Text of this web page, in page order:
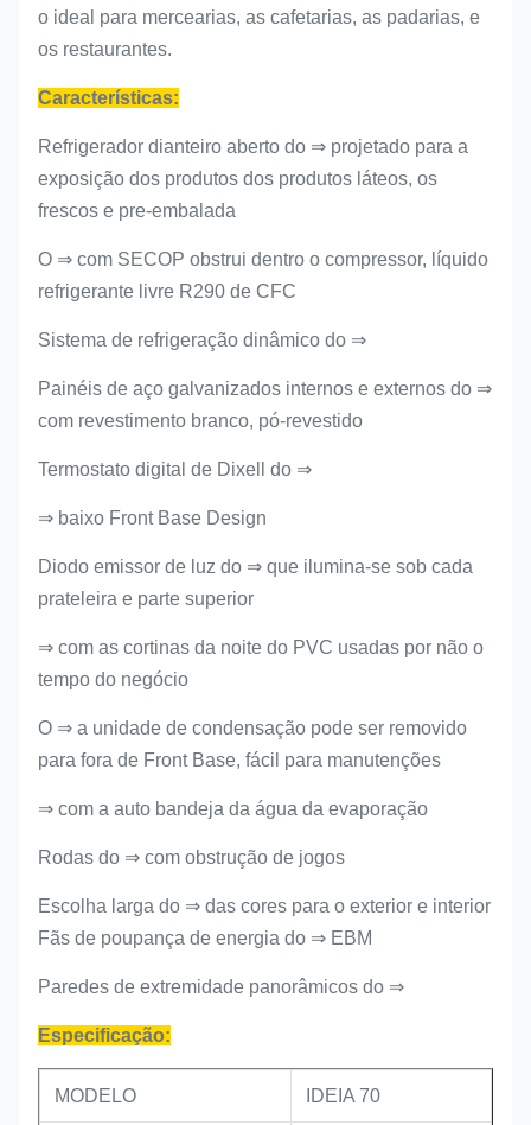
o ideal para mercearias, as cafetarias, as padarias, e
os restaurantes.
Características:
Refrigerador dianteiro aberto do ⇒ projetado para a
exposição dos produtos dos produtos láteos, os
frescos e pre-embalada
O ⇒ com SECOP obstrui dentro o compressor, líquido
refrigerante livre R290 de CFC
Sistema de refrigeração dinâmico do ⇒
Painéis de aço galvanizados internos e externos do ⇒
com revestimento branco, pó-revestido
Termostato digital de Dixell do ⇒
⇒ baixo Front Base Design
Diodo emissor de luz do ⇒ que ilumina-se sob cada
prateleira e parte superior
⇒ com as cortinas da noite do PVC usadas por não o
tempo do negócio
O ⇒ a unidade de condensação pode ser removido
para fora de Front Base, fácil para manutenções
⇒ com a auto bandeja da água da evaporação
Rodas do ⇒ com obstrução de jogos
Escolha larga do ⇒ das cores para o exterior e interior
Fãs de poupança de energia do ⇒ EBM
Paredes de extremidade panorâmicos do ⇒
Especificação:
MODELO IDEIA 70